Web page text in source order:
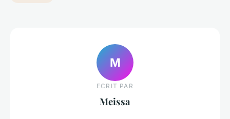
M
ECRIT PAR
Meissa